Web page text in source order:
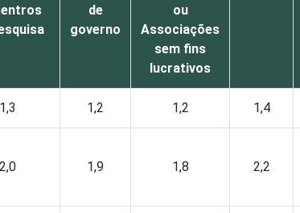
de
governo
ou
Associações
sem fins
lucrativos
1,3 1,2 1,2 1,4
2,0 1,9 1,8 2,2